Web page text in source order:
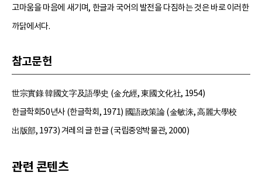
고마움을 마음에 새기며, 한글과 국어의 발전을 다짐하는 것은 바로 이러한
까닭에서다.
참고문헌
世宗實錄 韓國文字及語學史 (金允經, 東國文化社, 1954)
한글학회50년사 (한글학회, 1971) 國語政策論 (金敏洙, 高麗大學校
出版部, 1973) 겨레의 글 한글 (국립중앙박물관, 2000)
관련 콘텐츠